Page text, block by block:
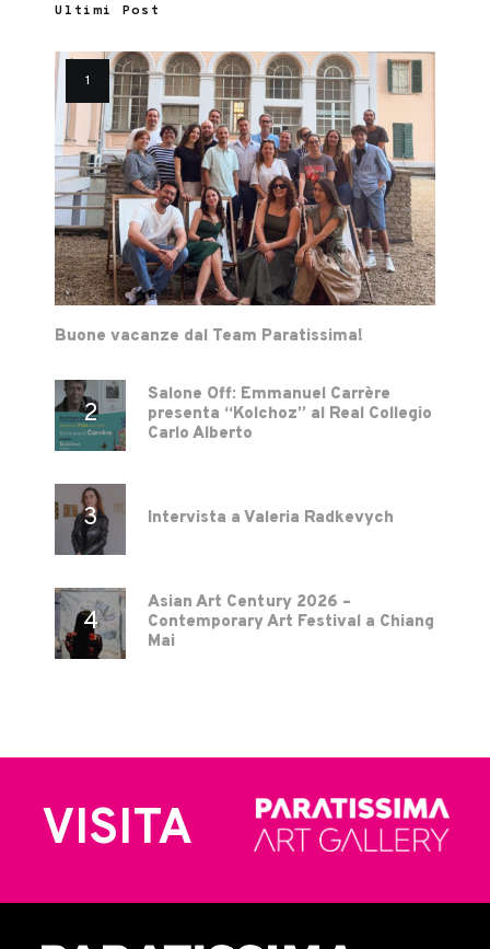
Ultimi Post
Buone vacanze dal Team Paratissima!
Salone Off: Emmanuel Carrère
presenta “Kolchoz” al Real Collegio
Carlo Alberto
Intervista a Valeria Radkevych
Asian Art Century 2026 –
Contemporary Art Festival a Chiang
Mai
VISITA